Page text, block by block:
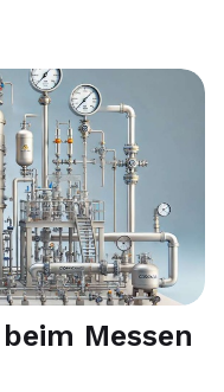
Messen